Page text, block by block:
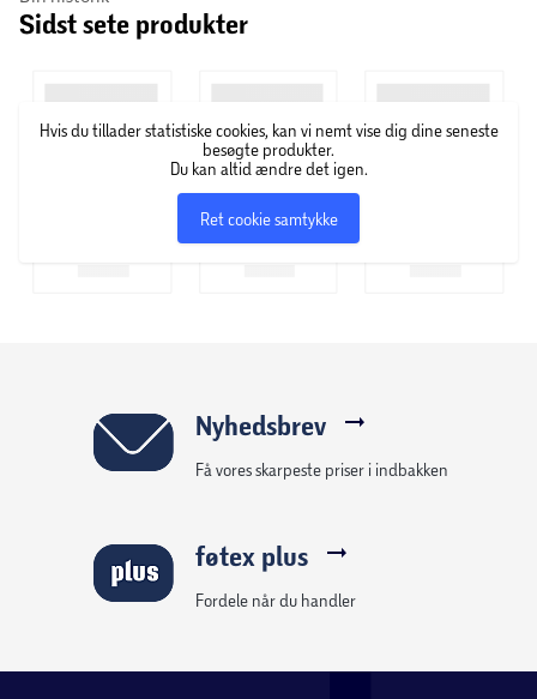
bredt udvalg af tidløse klassikere til enhver lejlighed og
Sidst sete produkter
Hvis du tillader statistiske cookies, kan vi nemt vise dig dine seneste
besøgte produkter.
Du kan altid ændre det igen.
Ret cookie samtykke
Nyhedsbrev
Få vores skarpeste priser i indbakken
føtex plus
Fordele når du handler